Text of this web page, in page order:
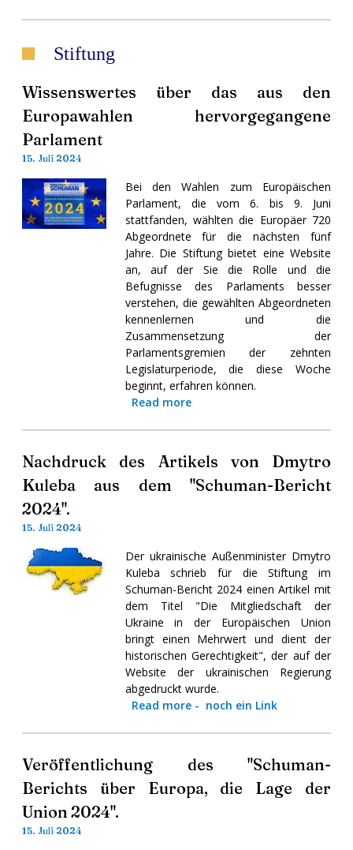
Stiftung
Wissenswertes über das aus den
Europawahlen hervorgegangene
Parlament
15. Juli 2024
Bei den Wahlen zum Europäischen
Parlament, die vom 6. bis 9. Juni
stattfanden, wählten die Europäer 720
Abgeordnete für die nächsten fünf
Jahre. Die Stiftung bietet eine Website
an, auf der Sie die Rolle und die
Befugnisse des Parlaments besser
verstehen, die gewählten Abgeordneten
kennenlernen und die
Zusammensetzung der
Parlamentsgremien der zehnten
Legislaturperiode, die diese Woche
beginnt, erfahren können.
Read more
Nachdruck des Artikels von Dmytro
Kuleba aus dem "Schuman-Bericht
2024".
15. Juli 2024
Der ukrainische Außenminister Dmytro
Kuleba schrieb für die Stiftung im
Schuman-Bericht 2024 einen Artikel mit
dem Titel "Die Mitgliedschaft der
Ukraine in der Europäischen Union
bringt einen Mehrwert und dient der
historischen Gerechtigkeit", der auf der
Website der ukrainischen Regierung
abgedruckt wurde.
Read more- noch ein Link
Veröffentlichung des "Schuman-
Berichts über Europa, die Lage der
Union 2024".
15. Juli 2024